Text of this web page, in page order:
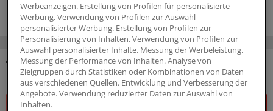
DAS KÖNNTE SIE AUCH INTERESSIEREN
Werbeanzeigen. Erstellung von Profilen für personalisierte
Werbung. Verwendung von Profilen zur Auswahl
personalisierter Werbung. Erstellung von Profilen zur
Personalisierung von Inhalten. Verwendung von Profilen zur
Auswahl personalisierter Inhalte. Messung der Werbeleistung.
Messung der Performance von Inhalten. Analyse von
Zielgruppen durch Statistiken oder Kombinationen von Daten
aus verschiedenen Quellen. Entwicklung und Verbesserung der
Angebote. Verwendung reduzierter Daten zur Auswahl von
Inhalten.